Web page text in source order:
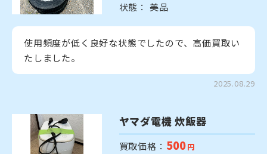
状態： 美品
使用頻度が低く良好な状態でしたので、高価買取い
たしました。
2025.08.29
ヤマダ電機 炊飯器
買取価格： 500 円